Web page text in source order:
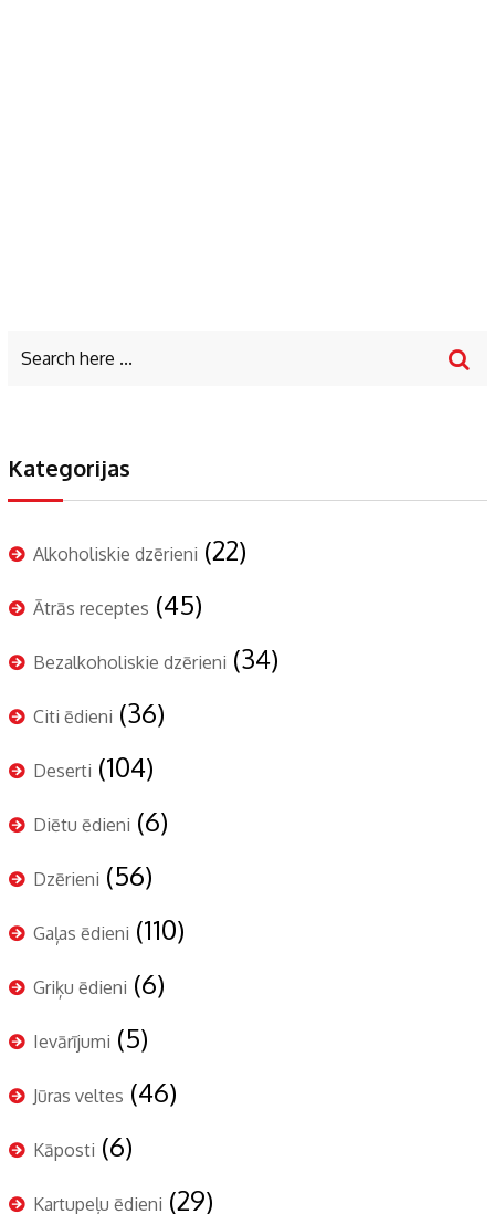
Kategorijas
Alkoholiskie dzērieni (22)
Ātrās receptes (45)
Bezalkoholiskie dzērieni (34)
Citi ēdieni (36)
Deserti (104)
Diētu ēdieni (6)
Dzērieni (56)
Gaļas ēdieni (110)
Griķu ēdieni (6)
Ievārījumi (5)
Jūras veltes (46)
Kāposti (6)
Kartupeļu ēdieni (29)